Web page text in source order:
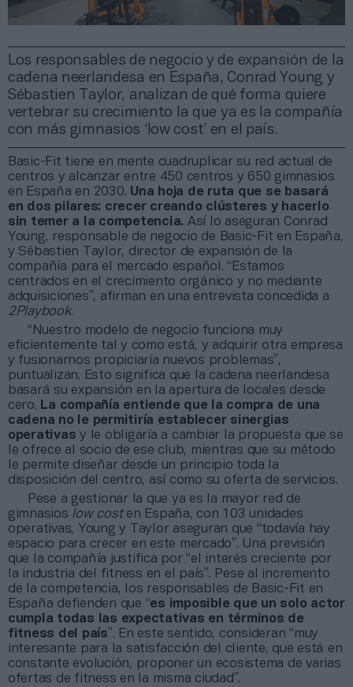
Los responsables de negocio y de expansión de la
cadena neerlandesa en España, Conrad Young y
Sébastien Taylor, analizan de qué forma quiere
vertebrar su crecimiento la que ya es la compañía
con más gimnasios ‘low cost’ en el país.
Basic-Fit tiene en mente cuadruplicar su red actual de
centros y alcanzar entre 450 centros y 650 gimnasios
en España en 2030. Una hoja de ruta que se basará
en dos pilares: crecer creando clústeres y hacerlo
sin temer a la competencia. Así lo aseguran Conrad
Young, responsable de negocio de Basic-Fit en España,
y Sébastien Taylor, director de expansión de la
compañía para el mercado español. “Estamos
centrados en el crecimiento orgánico y no mediante
adquisiciones”, afirman en una entrevista concedida a
2Playbook.
“Nuestro modelo de negocio funciona muy
eficientemente tal y como está, y adquirir otra empresa
y fusionarnos propiciaría nuevos problemas”,
puntualizan. Esto significa que la cadena neerlandesa
basará su expansión en la apertura de locales desde
cero. La compañía entiende que la compra de una
cadena no le permitiría establecer sinergias
operativas y le obligaría a cambiar la propuesta que se
le ofrece al socio de ese club, mientras que su método
le permite diseñar desde un principio toda la
disposición del centro, así como su oferta de servicios.
Pese a gestionar la que ya es la mayor red de
gimnasios low cost en España, con 103 unidades
operativas, Young y Taylor aseguran que “todavía hay
espacio para crecer en este mercado”. Una previsión
que la compañía justifica por “el interés creciente por
la industria del fitness en el país”. Pese al incremento
de la competencia, los responsables de Basic-Fit en
España defienden que “es imposible que un solo actor
cumpla todas las expectativas en términos de
fitness del país”. En este sentido, consideran “muy
interesante para la satisfacción del cliente, que está en
constante evolución, proponer un ecosistema de varias
ofertas de fitness en la misma ciudad”.